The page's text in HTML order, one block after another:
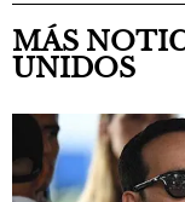
MÁS
UNIDOS